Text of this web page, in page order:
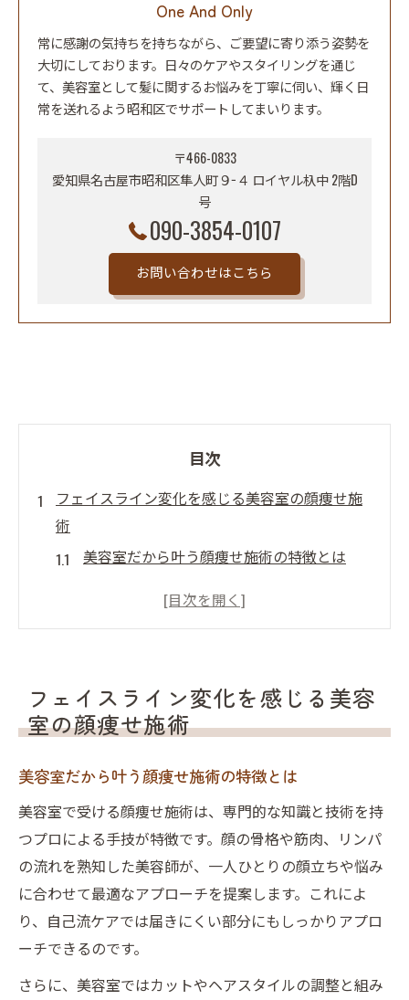
One And Only
常に感謝の気持ちを持ちながら、ご要望に寄り添う姿勢を
大切にしております。日々のケアやスタイリングを通じ
て、美容室として髪に関するお悩みを丁寧に伺い、輝く日
常を送れるよう昭和区でサポートしてまいります。
〒466-0833
愛知県名古屋市昭和区隼人町９−４ ロイヤル杁中 2階D
号
090-3854-0107
お問い合わせはこちら
目次
フェイスライン変化を感じる美容室の顔痩せ施
術
美容室だから叶う顔痩せ施術の特徴とは
顔痩せで実感できるフェイスラインの変化
むくみ解消に役立つ美容室の顔痩せ技術
顔痩せなら美容室を活用したい理由とは
美容室で顔痩せを選ぶメリットを徹底解説
手軽さと即効性が魅力の美容室顔痩せケア
美容室顔痩せが日常に取り入れやすい理由
美容室施術だから実感できる安心感とは
顔痩せ効果が続く美容室のケア方法
自然派美容室の顔痩せケアが人気の秘密
自然派美容室の顔痩せ施術が選ばれる理由
肌に優しい美容室顔痩せケアの実力
フェイスライン変化を感じる美容
室の顔痩せ施術
美容室だから叶う顔痩せ施術の特徴とは
美容室で受ける顔痩せ施術は、専門的な知識と技術を持
つプロによる手技が特徴です。顔の骨格や筋肉、リンパ
の流れを熟知した美容師が、一人ひとりの顔立ちや悩み
に合わせて最適なアプローチを提案します。これによ
り、自己流ケアでは届きにくい部分にもしっかりアプロ
ーチできるのです。
さらに、美容室ではカットやヘアスタイルの調整と組み